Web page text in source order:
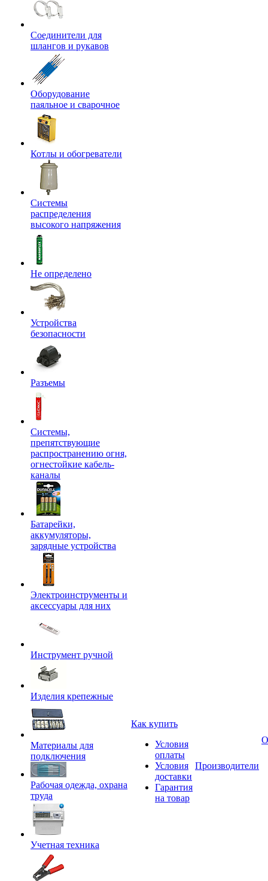
Соединители для
шлангов и рукавов
Оборудование
паяльное и сварочное
Котлы и обогреватели
Системы
распределения
высокого напряжения
Не определено
Устройства
безопасности
Разъемы
Системы,
препятствующие
распространению огня,
огнестойкие кабель-
каналы
Батарейки,
аккумуляторы,
зарядные устройства
Электроинструменты и
аксессуары для них
Инструмент ручной
Изделия крепежные
Материалы для
подключения
Рабочая одежда, охрана
труда
Учетная техника
Как купить
Условия
оплаты
Условия
доставки
Гарантия
на товар
Производители